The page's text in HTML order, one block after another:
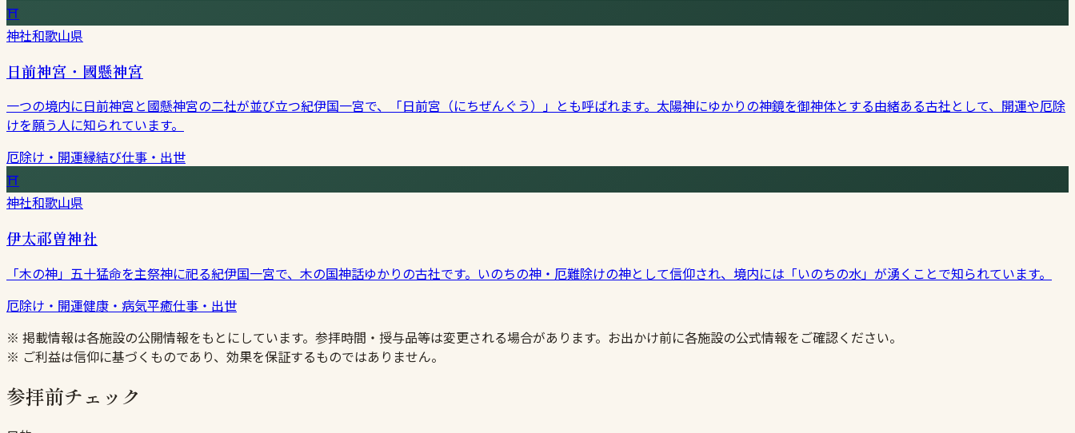
⛩
神社和歌山県
日前神宮・國懸神宮
一つの境内に日前神宮と國懸神宮の二社が並び立つ紀伊国一宮で、「日前宮（にちぜんぐう）」とも呼ばれます。太陽神にゆかりの神鏡を御神体とする由緒ある古社として、開運や厄除
けを願う人に知られています。
厄除け・開運縁結び仕事・出世
⛩
神社和歌山県
伊太祁曽神社
「木の神」五十猛命を主祭神に祀る紀伊国一宮で、木の国神話ゆかりの古社です。いのちの神・厄難除けの神として信仰され、境内には「いのちの水」が湧くことで知られています。
厄除け・開運健康・病気平癒仕事・出世
※ 掲載情報は各施設の公開情報をもとにしています。参拝時間・授与品等は変更される場合があります。お出かけ前に各施設の公式情報をご確認ください。
※ ご利益は信仰に基づくものであり、効果を保証するものではありません。
参拝前チェック